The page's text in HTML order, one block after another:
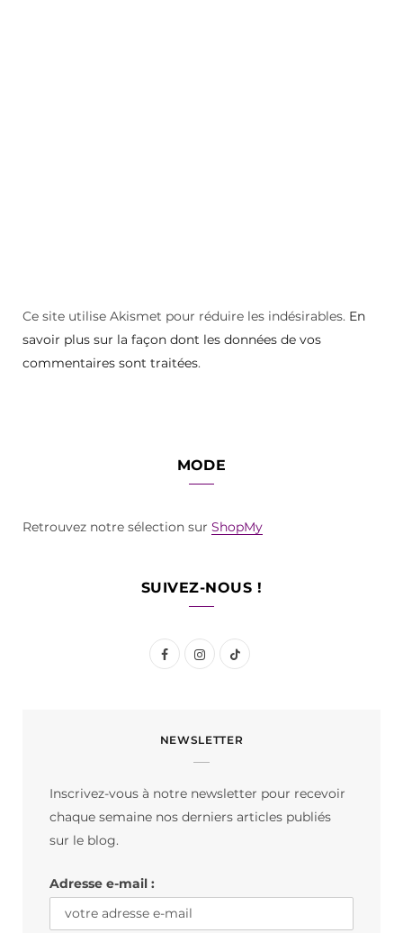
Ce site utilise Akismet pour réduire les indésirables. En
savoir plus sur la façon dont les données de vos
commentaires sont traitées.
MODE
Retrouvez notre sélection sur ShopMy
SUIVEZ-NOUS !
F
e
I
t
m
T
T
NEWSLETTER
Inscrivez-vous à notre newsletter pour recevoir
chaque semaine nos derniers articles publiés
sur le blog.
Adresse e-mail :